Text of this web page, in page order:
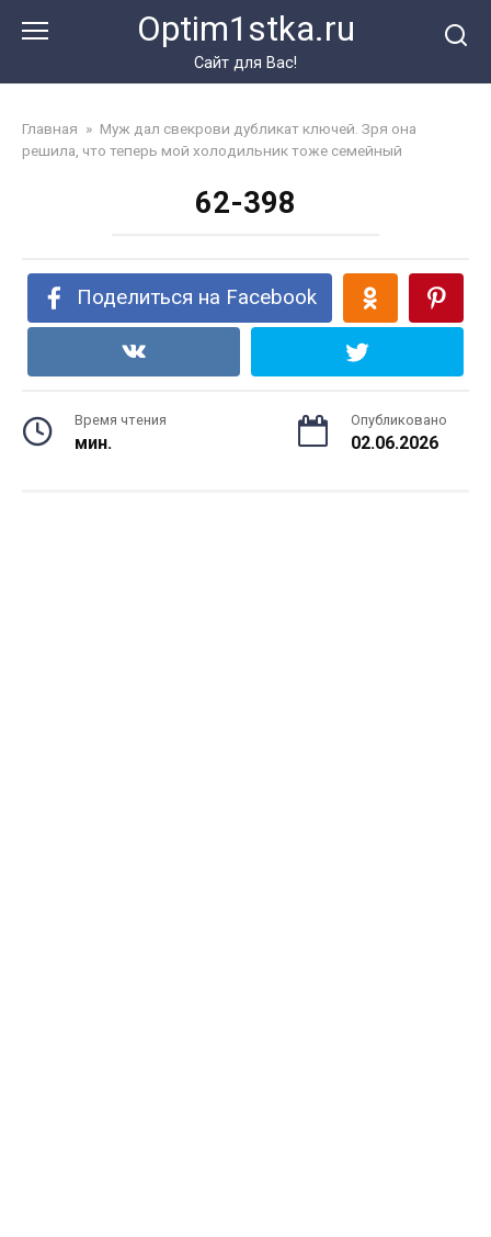
Optim1stka.ru
Сайт для Вас!
Главная » Муж дал свекрови дубликат ключей. Зря она
решила, что теперь мой холодильник тоже семейный
62-398
Поделиться на Facebook
Время чтения
мин.
Опубликовано
02.06.2026